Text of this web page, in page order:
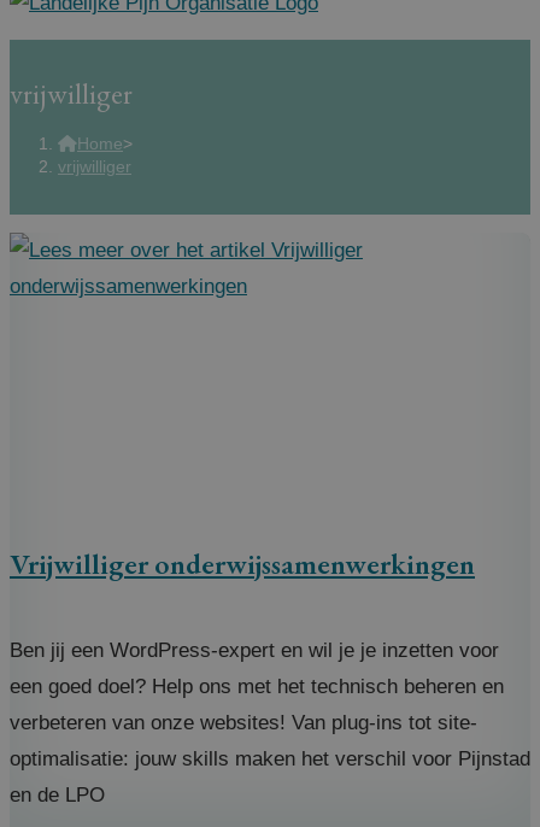
vrijwilliger
Home>
vrijwilliger
Vrijwilliger onderwijssamenwerkingen
Ben jij een WordPress-expert en wil je je inzetten voor
een goed doel? Help ons met het technisch beheren en
verbeteren van onze websites! Van plug-ins tot site-
optimalisatie: jouw skills maken het verschil voor Pijnstad
en de LPO